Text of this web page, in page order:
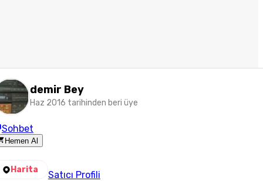
demir Bey
Haz 2016 tarihinden beri üye
Sohbet
Hemen Al
Harita Satıcı Profili